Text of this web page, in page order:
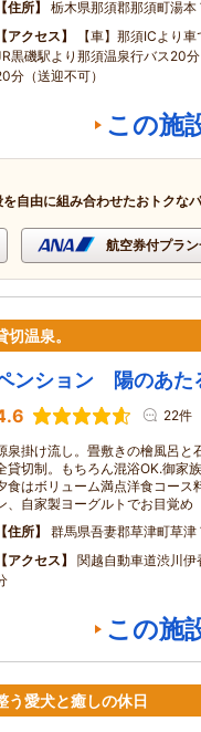
住所
栃木県那須郡那須町湯本
アクセス
【車】那須ICより
黒磯駅より那須温泉行バス20
分（送迎不可）
この施
自由に組み合わせたおトクな
航空券付プラ
温泉。
ンション 陽のあた
22件
泉掛け流し。畳敷きの檜風呂と
貸切制。もちろん混浴OK.御家
食はボリューム満点洋食コース
、自家製ヨーグルトでお目覚め
住所
群馬県吾妻郡草津町草津
アクセス
関越自動車道渋川
この施
う愛犬と癒しの休日